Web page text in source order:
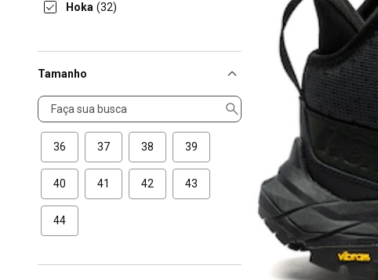
Hoka (32)
Tamanho
Tamanho
36 37 38 39
40 41 42 43
44